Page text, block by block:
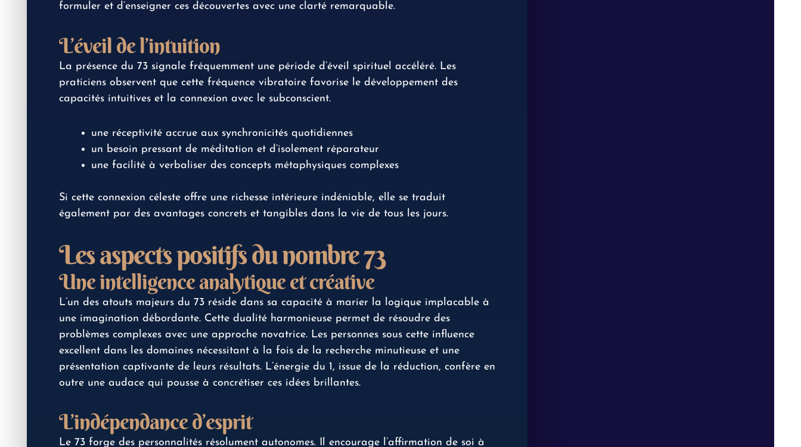
formuler et d’enseigner ces découvertes avec une clarté remarquable.
L’éveil de l’intuition
La présence du 73 signale fréquemment une période d’éveil spirituel accéléré. Les
praticiens observent que cette fréquence vibratoire favorise le développement des
capacités intuitives et la connexion avec le subconscient.
une réceptivité accrue aux synchronicités quotidiennes
un besoin pressant de méditation et d’isolement réparateur
une facilité à verbaliser des concepts métaphysiques complexes
Si cette connexion céleste offre une richesse intérieure indéniable, elle se traduit
également par des avantages concrets et tangibles dans la vie de tous les jours.
Les aspects positifs du nombre 73
Une intelligence analytique et créative
L’un des atouts majeurs du 73 réside dans sa capacité à marier la logique implacable à
une imagination débordante. Cette dualité harmonieuse permet de résoudre des
problèmes complexes avec une approche novatrice. Les personnes sous cette influence
excellent dans les domaines nécessitant à la fois de la recherche minutieuse et une
présentation captivante de leurs résultats. L’énergie du 1, issue de la réduction, confère en
outre une audace qui pousse à concrétiser ces idées brillantes.
L’indépendance d’esprit
Le 73 forge des personnalités résolument autonomes. Il encourage l’affirmation de soi à